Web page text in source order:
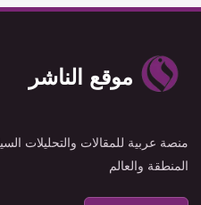
موقع الناشر
منصة عربية للمقالات والتحليلات
المنطقة والعالم